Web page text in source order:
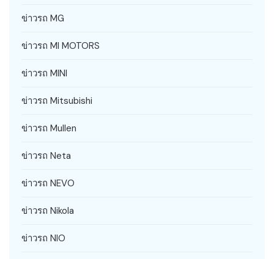
ข่าวรถ MG
ข่าวรถ MI MOTORS
ข่าวรถ MINI
ข่าวรถ Mitsubishi
ข่าวรถ Mullen
ข่าวรถ Neta
ข่าวรถ NEVO
ข่าวรถ Nikola
ข่าวรถ NIO